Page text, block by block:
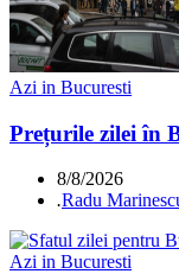
Azi in Bucuresti
Prețurile zilei în
8/8/2026
.Radu
Azi in Bucuresti